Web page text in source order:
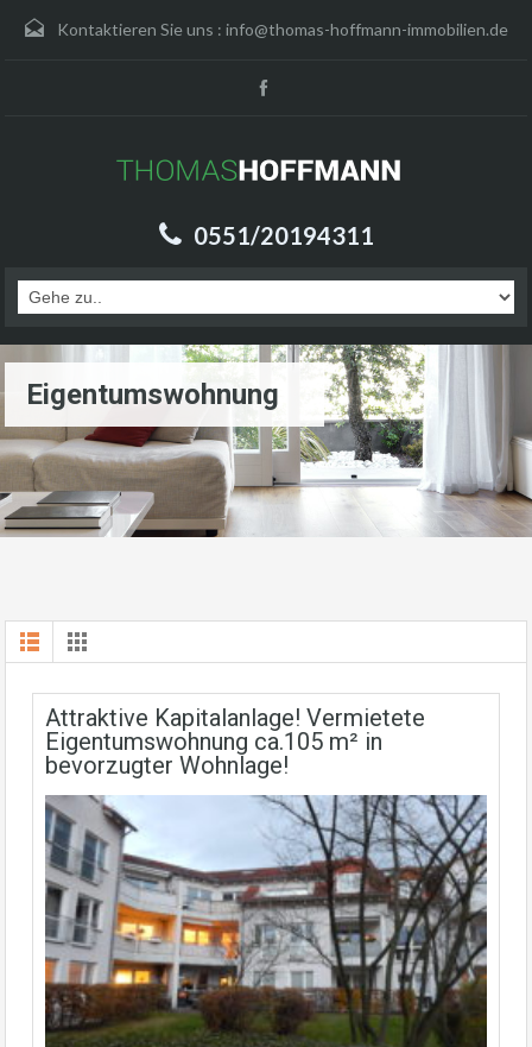
Kontaktieren Sie uns : info@thomas-hoffmann-immobilien.de
0551/20194311
Eigentumswohnung
Attraktive Kapitalanlage! Vermietete
Eigentumswohnung ca.105 m² in
bevorzugter Wohnlage!